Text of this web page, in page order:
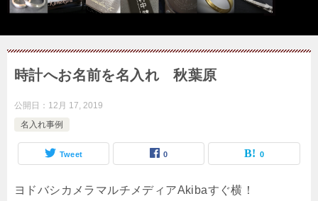
時計へお名前を名入れ 秋葉原
公開日： 12月 17, 2019
名入れ事例
Tweet 0 0
ヨドバシカメラマルチメディアAkibaすぐ横！